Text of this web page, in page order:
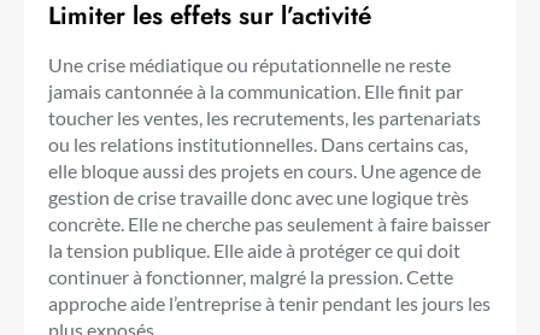
Limiter les effets sur l’activité
Une crise médiatique ou réputationnelle ne reste
jamais cantonnée à la communication. Elle finit par
toucher les ventes, les recrutements, les partenariats
ou les relations institutionnelles. Dans certains cas,
elle bloque aussi des projets en cours. Une agence de
gestion de crise travaille donc avec une logique très
concrète. Elle ne cherche pas seulement à faire baisser
la tension publique. Elle aide à protéger ce qui doit
continuer à fonctionner, malgré la pression. Cette
approche aide l’entreprise à tenir pendant les jours les
plus exposés.